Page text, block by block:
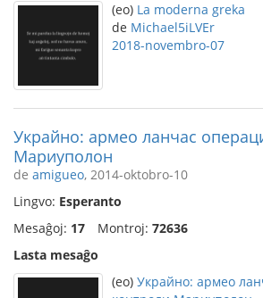
(eo) La moderna greka
de Michael5iLVEr
2018-novembro-07
Украйно: армео ланчас
Мариуполон
de amigueo, 2014-oktobro-10
Lingvo: Esperanto
Mesaĝoj: 17 Montroj: 72636
Lasta mesaĝo
(eo) Украйно: армео